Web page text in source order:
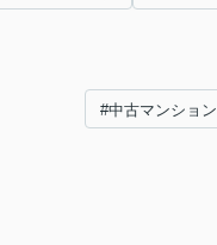
#中古マンション